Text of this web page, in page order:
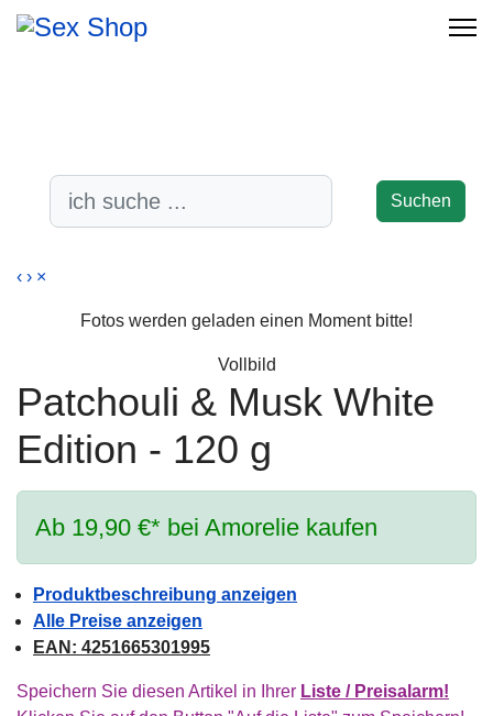
Suchen
‹ › ×
Fotos werden geladen einen Moment bitte!
Vollbild
Patchouli & Musk White
Edition - 120 g
Ab 19,90 €* bei Amorelie kaufen
Produktbeschreibung anzeigen
Alle Preise anzeigen
EAN: 4251665301995
Speichern Sie diesen Artikel in Ihrer Liste / Preisalarm!
-17%
-38%
-47%
-38%
-17%